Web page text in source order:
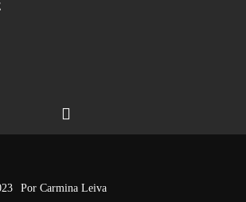
de El
Por Carmina Leiva